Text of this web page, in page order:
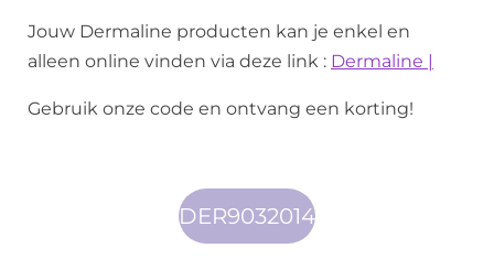
Jouw Dermaline producten kan je enkel en
alleen online vinden via deze link : Dermaline |
Gebruik onze code en ontvang een korting!
DER9032014